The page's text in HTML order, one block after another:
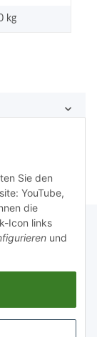
kg
Sie den
YouTube,
die
Icon links
und